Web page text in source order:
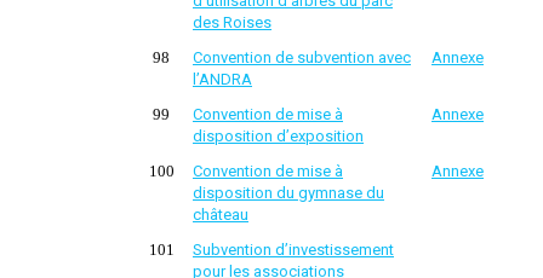
des Roises
98
Convention de subvention avec
l’ANDRA
Annexe
99 Convention de mise à
disposition d’exposition
Annexe
100 Convention de mise à
disposition du gymnase du
château
Annexe
101
Subvention d’investissement
pour les associations